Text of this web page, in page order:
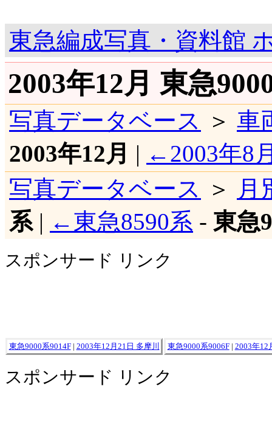
東急編成写真・資料館
2003年12月 東急
写真データベース ＞ 車
2003年12月 | ←2003年8
写真データベース
＞
月
系| ←東急8590系 - 東急
スポンサード リンク
東急9000系9014F| 2003年12月21日 多摩川 東急9000系9006F| 2003年12
スポンサード リンク